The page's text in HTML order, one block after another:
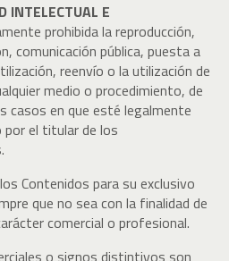
INTELECTUAL E
prohibida la reproducción,
comunicación pública, puesta a
reenvío o la utilización de
medio o procedimiento, de
casos en que esté legalmente
el titular de los
Contenidos para su exclusivo
que no sea con la finalidad de
comercial o profesional.